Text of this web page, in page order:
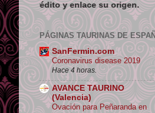
su origen.
PÁGINAS TAURINAS DE
SanFermin.com
Coronavirus disease 2019
Hace 4 horas.
AVANCE TAURINO
(Valencia)
Ovación para Peñaranda en